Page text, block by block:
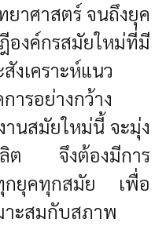
าศาสตร์ จนถึงยุค
งค์กรสมัยใหม่ที่มี
งเคราะห์แนว
ารอย่างกว้าง
านสมัยใหม่นี้ จะมุ่ง
ลิต จึงต้องมีการ
กยุคทุกสมัย เพื่อ
าะสมกับสภาพ